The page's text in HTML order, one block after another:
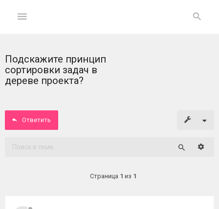
ГЛАВНАЯ
На
Вход
ФОРУМ
Подскажите принцип
сортировки задач в
дереве проекта?
Ответить
Страница 1 из 1